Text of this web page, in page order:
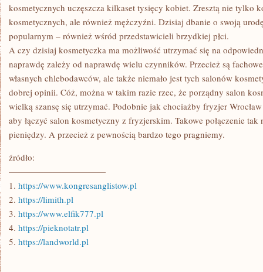
kosmetycznych uczęszcza kilkaset tysięcy kobiet. Zresztą nie tylko
kosmetycznych, ale również mężczyźni. Dzisiaj dbanie o swoją
popularnym – również wśród przedstawicieli brzydkiej płci.
A czy dzisiaj kosmetyczka ma możliwość utrzymać się na
naprawdę zależy od naprawdę wielu czynników. Przecież są
własnych chlebodawców, ale także niemało jest tych salonów
dobrej opinii. Cóż, można w takim razie rzec, że porządny salon
wielką szansę się utrzymać. Podobnie jak chociażby fryzjer
aby łączyć salon kosmetyczny z fryzjerskim. Takowe połączenie
pieniędzy. A przecież z pewnością bardzo tego pragniemy.
źródło:
———————————
1. https://www.kongresanglistow.pl
2. https://limith.pl
3. https://www.elfik777.pl
4. https://pieknotatr.pl
5. https://landworld.pl